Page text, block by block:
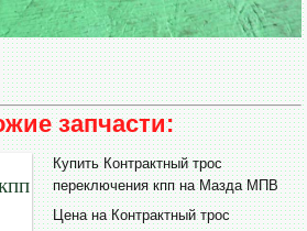
запчасти:
Купить Контрактный трос
переключения кпп на Мазда МПВ
Цена на Контрактный трос